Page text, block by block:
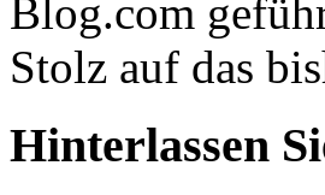
Blog.com
Stolz auf das
Hinterlassen